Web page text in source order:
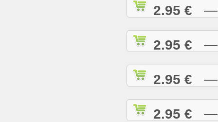
2.95 € —
2.95 € —
2.95 € —
2.95 € —